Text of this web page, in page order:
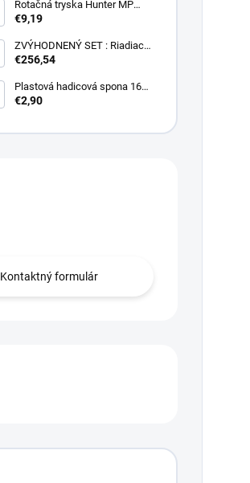
Rotačná tryska Hunter MP
2000 90
€9,19
ZVÝHODNENÝ SET : Riadiaca
jednotka X2 401E + WAND
€256,54
Plastová hadicová spona 16
mm (balík 10 ks)
€2,90
Kontaktný formulár